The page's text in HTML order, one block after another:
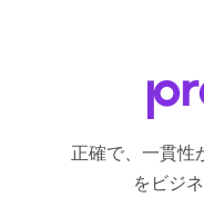
正確で、一貫性
をビジ